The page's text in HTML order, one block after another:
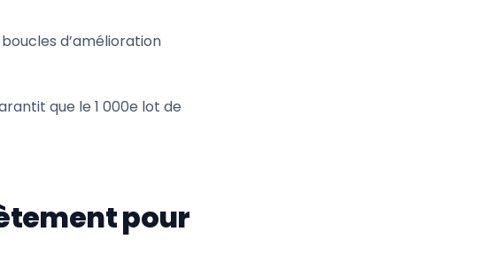
d’amélioration
que le 1 000e lot de
pour